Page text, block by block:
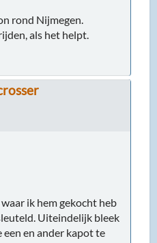
rond Nijmegen.
als het helpt.
ik hem gekocht heb
Uiteindelijk bleek
een en ander kapot te